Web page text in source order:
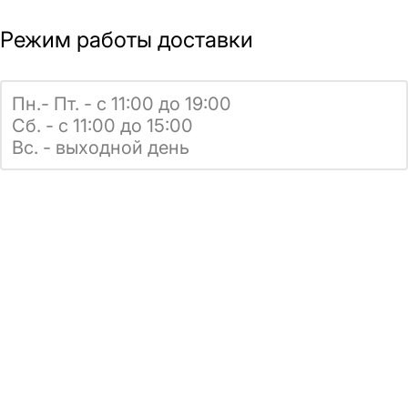
Режим работы доставки
Пн.- Пт. - с 11:00 до 19:00
Сб. - с 11:00 до 15:00
Вс. - выходной день